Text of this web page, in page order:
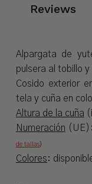
Reviews
Alpargata de
pulsera al tobillo
Cosido exterior
tela y cuña en
Altura de la cuña
Numeración
de tallas)
Colores: